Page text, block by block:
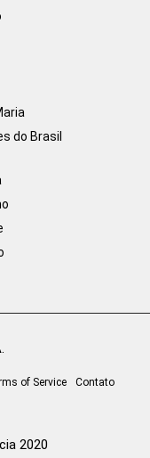
do Brasil
of Service Contato
2020